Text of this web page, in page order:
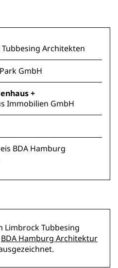
Architekten
GmbH
+
Immobilien GmbH
BDA Hamburg
Limbrock Tubbesing
BDA Hamburg Architektur